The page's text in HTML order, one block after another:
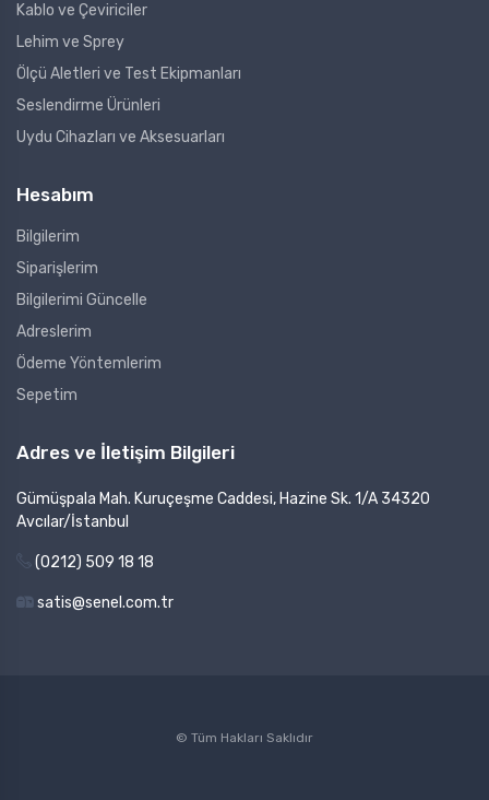
Kablo ve Çeviriciler
Lehim ve Sprey
Ölçü Aletleri ve Test Ekipmanları
Seslendirme Ürünleri
Uydu Cihazları ve Aksesuarları
Hesabım
Bilgilerim
Siparişlerim
Bilgilerimi Güncelle
Adreslerim
Ödeme Yöntemlerim
Sepetim
Adres ve İletişim Bilgileri
Gümüşpala Mah. Kuruçeşme Caddesi, Hazine Sk. 1/A 34320
Avcılar/İstanbul
(0212) 509 18 18
satis@senel.com.tr
© Tüm Hakları Saklıdır